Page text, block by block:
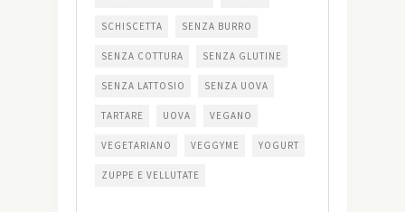
SCHISCETTA SENZA BURRO
SENZA COTTURA SENZA GLUTINE
SENZA LATTOSIO SENZA UOVA
TARTARE UOVA VEGANO
VEGETARIANO VEGGYME YOGURT
ZUPPE E VELLUTATE